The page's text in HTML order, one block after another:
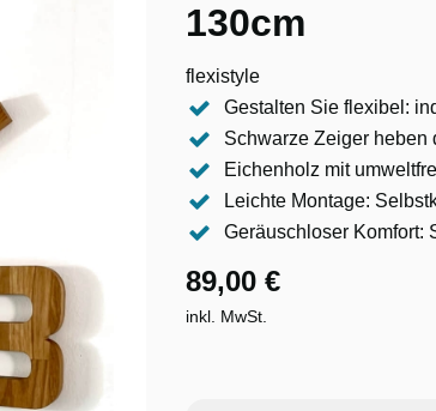
130cm
flexistyle
Gestalten Sie flexibel:
Schwarze Zeiger heben
Eichenholz mit
Leichte Montage:
Geräuschloser Komfort:
89,00 €
inkl. MwSt.